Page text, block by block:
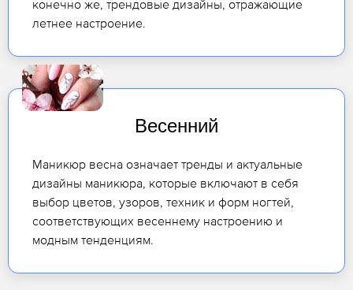
конечно же, трендовые дизайны, отражающие
летнее настроение.
Весенний
Маникюр весна означает тренды и актуальные
дизайны маникюра, которые включают в себя
выбор цветов, узоров, техник и форм ногтей,
соответствующих весеннему настроению и
модным тенденциям.